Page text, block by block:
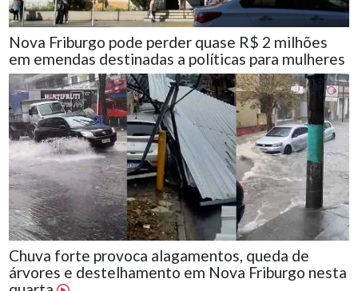
Nova Friburgo pode perder quase R$ 2 milhões
em emendas destinadas a políticas para mulheres
Chuva forte provoca alagamentos, queda de
árvores e destelhamento em Nova Friburgo nesta